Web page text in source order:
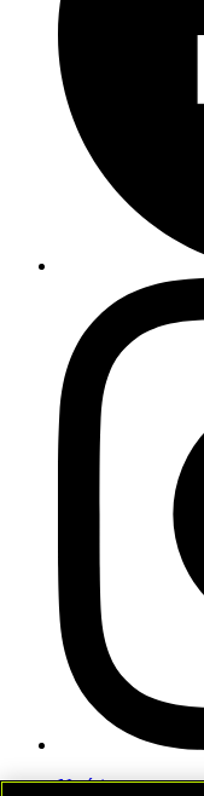
Notícias